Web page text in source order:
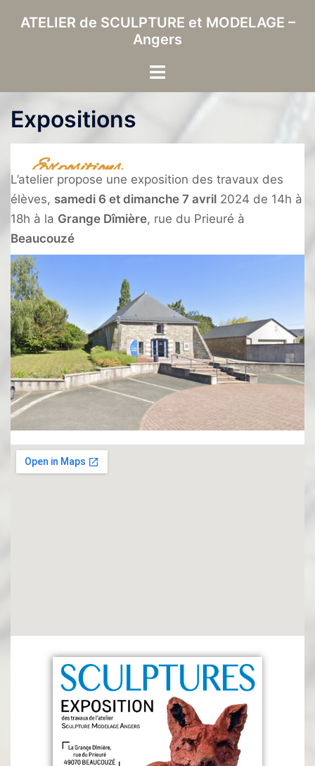
ATELIER de SCULPTURE et MODELAGE –
Angers
Expositions
Expositions
L’atelier propose une exposition des travaux des
élèves, samedi 6 et dimanche 7 avril 2024 de 14h à
18h à la Grange Dîmière, rue du Prieuré à
Beaucouzé